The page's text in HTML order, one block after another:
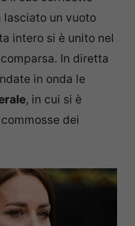
lasciato un vuoto
intero si è unito nel
In diretta
in onda le
, in cui si è
dei